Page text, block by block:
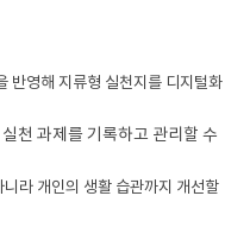
반영해 지류형 실천지를 디지털화
천 과제를 기록하고 관리할 수
라 개인의 생활 습관까지 개선할